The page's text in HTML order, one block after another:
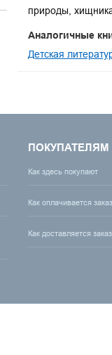
природы,
Аналогичные
Детская
ПОКУПАТЕЛЯМ
Как здесь покупают
Как оплачивается заказ
Как доставляется заказ